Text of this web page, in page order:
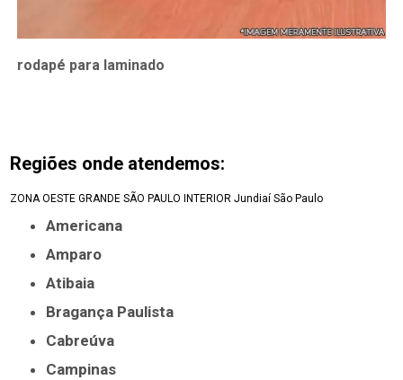
rodapé para laminado
Regiões onde atendemos:
ZONA OESTE GRANDE SÃO PAULO INTERIOR Jundiaí São Paulo
Americana
Amparo
Atibaia
Bragança Paulista
Cabreúva
Campinas